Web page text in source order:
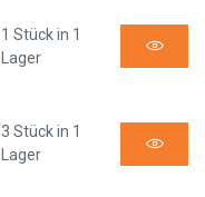
1 Stück in 1
Lager
3 Stück in 1
Lager